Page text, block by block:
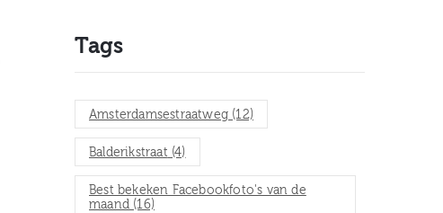
Tags
Amsterdamsestraatweg (12)
Balderikstraat(4)
Best bekeken Facebookfoto's van de
maand (16)